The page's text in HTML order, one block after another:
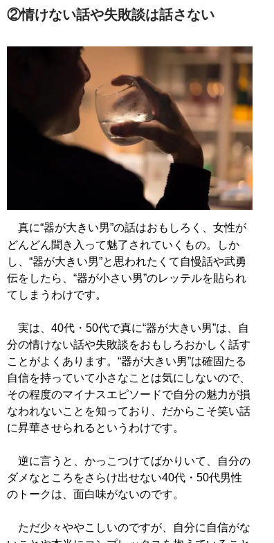
②情けない話や失敗談は話さない
真に“器が大きい男”の話はおもしろく、女性が
どんどん聞き入って魅了されていくもの。しか
し、“器が大きい男”と思われたくて自慢話や武勇
伝をしたら、“器が小さい男”のレッテルを貼られ
てしまうわけです。
実は、40代・50代で真に“器が大きい男”は、自
分の情けない話や失敗談をおもしろおかしく話す
ことがよくあります。“器が大きい男”は確固たる
自信を持っていて小さなことは気にしないので、
その程度のマイナスエピソードで自分の魅力が損
なわれないことを知っており、だからこそ笑い話
に昇華させられるというわけです。
逆に言うと、かっこつけてばかりいて、自分の
ダメなところをさらけ出せない40代・50代男性
のトークは、面白味がないのです。
ただ少々ややこしいのですが、自分に自信がな